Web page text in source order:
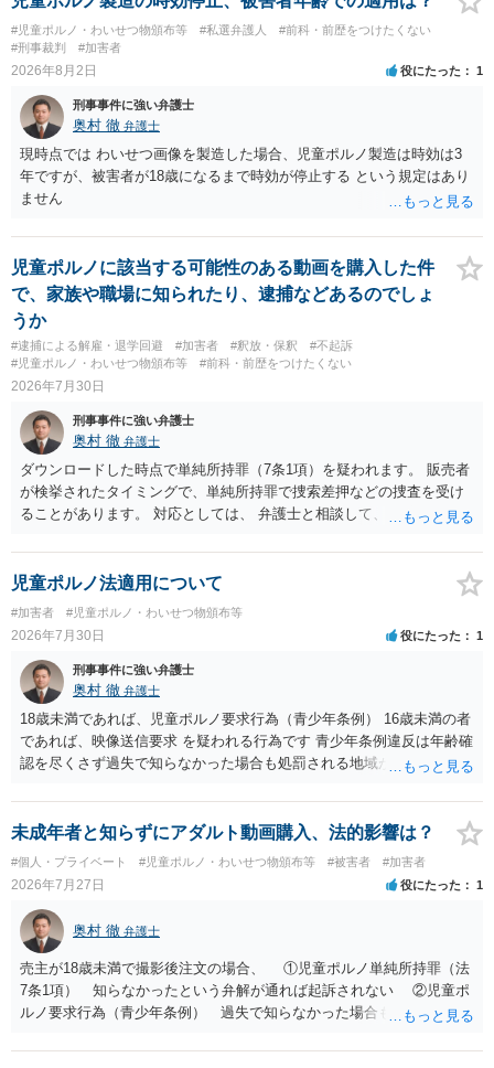
#児童ポルノ・わいせつ物頒布等 #私選弁護人
#前科・前歴をつけたくない
#刑事裁判
#加害者
2026年8月2日 役にたった 1
刑事事件に強い弁護士
奥村 徹 弁護士
現時点では わいせつ画像を製造した場合、児童ポルノ製造は時効は3
年ですが、被害者が18歳になるまで時効が停止する という規定はあり
ません
児童ポルノに該当する可能性のある動画を購入した件
で、家族や職場に知られたり、逮捕などあるのでしょ
うか
#逮捕による解雇・退学回避 #加害者 #釈放・保釈
#不起訴
#児童ポルノ・わいせつ物頒布等
#前科・前歴をつけたくない
2026年7月30日
刑事事件に強い弁護士
奥村 徹 弁護士
ダウンロードした時点で単純所持罪（7条1項）を疑われます。 販売者
が検挙されたタイミングで、単純所持罪で捜索差押などの捜査を受け
ることがあります。 対応としては、 弁護士と相談して、 児童ポルノ
談しておく などが考えられます。
児童ポルノ法適用について
#加害者 #児童ポルノ・わいせつ物頒布等
2026年7月30日 役にたった 1
刑事事件に強い弁護士
奥村 徹 弁護士
18歳未満であれば、児童ポルノ要求行為（青少年条例） 16歳未満の者
であれば、映像送信要求 を疑われる行為です 青少年条例違反は年齢確
認を尽くさず過失で知らなかった場合も処罰される地域があるので、
未成年者と知らずにアダルト動画購入、法的影響は？
#個人・プライベート #児童ポルノ・わいせつ物頒布等 #被害者 #加害者
2026年7月27日 役にたった 1
奥村 徹 弁護士
売主が18歳未満で撮影後注文の場合、 ①児童ポルノ単純所持罪（法
7条1項） 知らなかったという弁解が通れば起訴されない ②児童ポ
ルノ要求行為（青少年条例） 過失で知らなかった場合も処罰される
ることになります。 対応としては、福祉犯罪に詳しい弁護士に相談